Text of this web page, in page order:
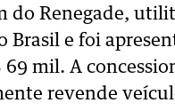
do Renegade,
Brasil e foi
69 mil. A
revende